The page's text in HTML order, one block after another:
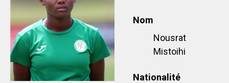
Nom
Nousrat
Mistoihi
Nationalité